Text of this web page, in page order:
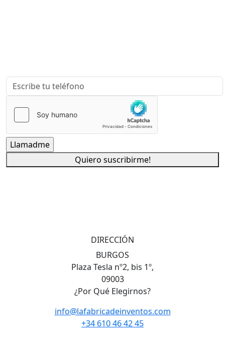
Quiero suscribirme!
DIRECCIÓN
BURGOS
Plaza Tesla nº2, bis 1º,
09003
¿Por Qué Elegirnos?
info@lafabricadeinventos.com
+34 610 46 42 45